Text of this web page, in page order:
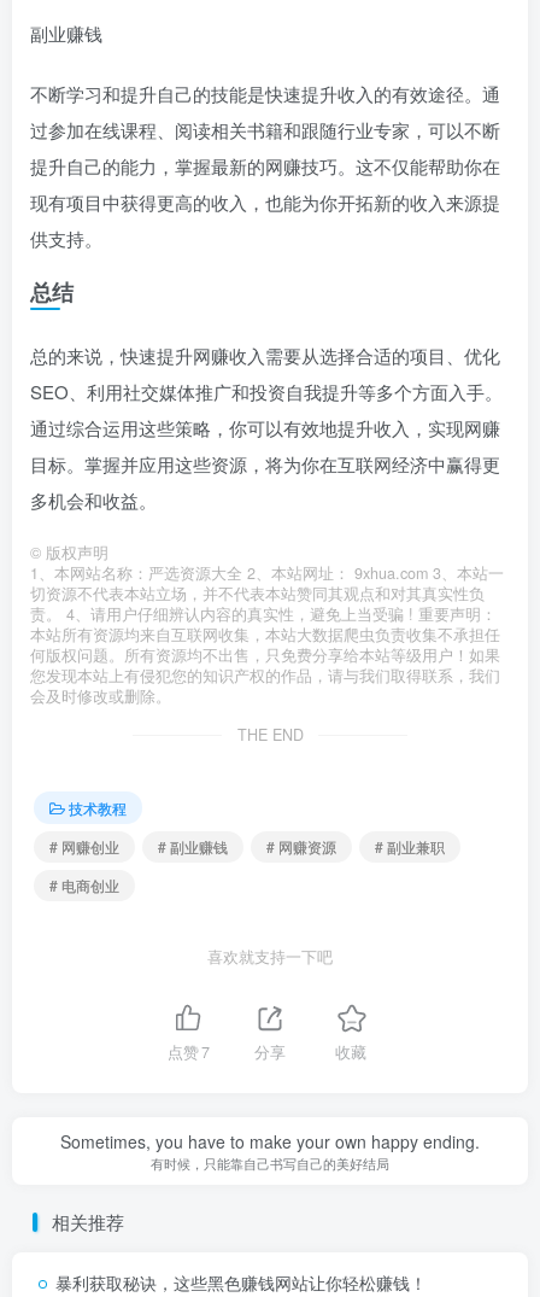
副业赚钱
不断学习和提升自己的技能是快速提升收入的有效途径。通
过参加在线课程、阅读相关书籍和跟随行业专家，可以不断
提升自己的能力，掌握最新的网赚技巧。这不仅能帮助你在
现有项目中获得更高的收入，也能为你开拓新的收入来源提
供支持。
总结
总的来说，快速提升网赚收入需要从选择合适的项目、优化
SEO、利用社交媒体推广和投资自我提升等多个方面入手。
通过综合运用这些策略，你可以有效地提升收入，实现网赚
目标。掌握并应用这些资源，将为你在互联网经济中赢得更
多机会和收益。
© 版权声明
1、本网站名称：严选资源大全 2、本站网址： 9xhua.com 3、本站一
切资源不代表本站立场，并不代表本站赞同其观点和对其真实性负
责。 4、请用户仔细辨认内容的真实性，避免上当受骗 ! 重要声明：
本站所有资源均来自互联网收集，本站大数据爬虫负责收集不承担任
何版权问题。所有资源均不出售，只免费分享给本站等级用户！如果
您发现本站上有侵犯您的知识产权的作品，请与我们取得联系，我们
会及时修改或删除。
THE END
技术教程
# 网赚创业
# 副业赚钱 # 网赚资源
# 副业兼职
# 电商创业
喜欢就支持一下吧
点赞7 分享 收藏
Sometimes, you have to make your own happy ending.
有时候，只能靠自己书写自己的美好结局
相关推荐
暴利获取秘诀，这些黑色赚钱网站让你轻松赚钱！